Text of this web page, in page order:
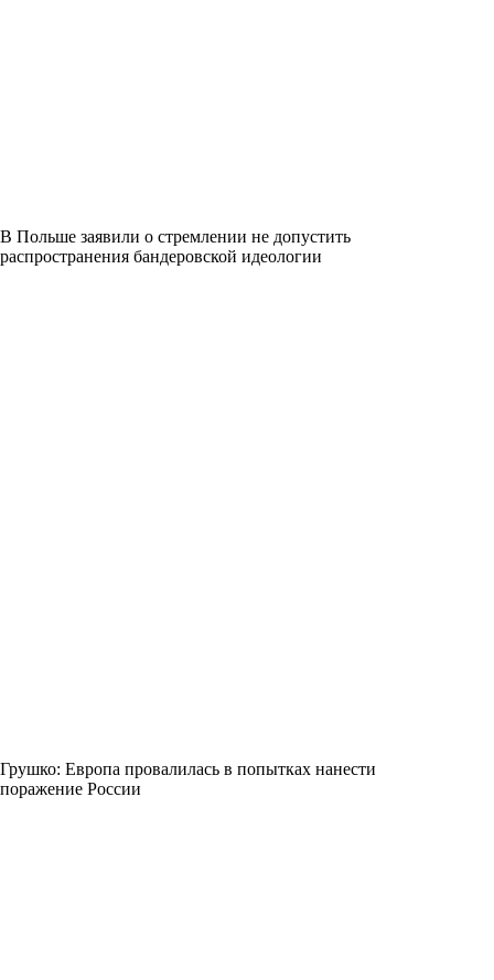
В Польше заявили о стремлении не допустить
распространения бандеровской идеологии
Грушко: Европа провалилась в попытках нанести
поражение России